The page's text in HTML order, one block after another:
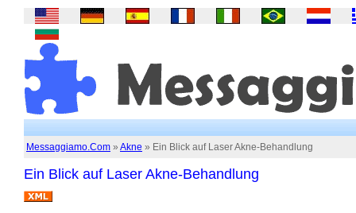
Messaggiamo.Com » Akne » Ein Blick auf Laser Akne-Behandlung
Ein Blick auf Laser Akne-Behandlung